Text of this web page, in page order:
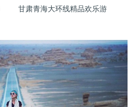
甘肃青海大环线精品欢乐游